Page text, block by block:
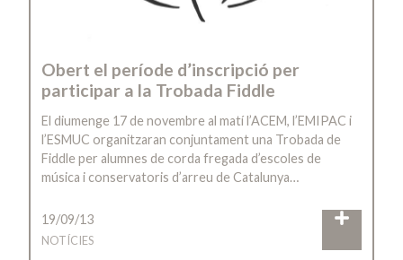
Obert el període d’inscripció per
participar a la Trobada Fiddle
El diumenge 17 de novembre al matí l’ACEM, l’EMIPAC i
l’ESMUC organitzaran conjuntament una Trobada de
Fiddle per alumnes de corda fregada d’escoles de
música i conservatoris d’arreu de Catalunya…
19/09/13
NOTÍCIES